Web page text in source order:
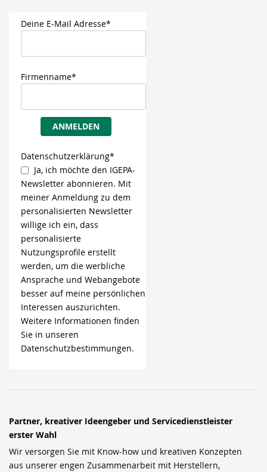
Deine E-Mail Adresse*
Firmenname*
ANMELDEN
Datenschutzerklärung*
Ja, ich möchte den IGEPA-
Newsletter abonnieren. Mit
meiner Anmeldung zu dem
personalisierten Newsletter
willige ich ein, dass
personalisierte
Nutzungsprofile erstellt
werden, um die werbliche
Ansprache und Webangebote
besser auf meine persönlichen
Interessen auszurichten.
Weitere Informationen finden
Sie in unseren
Datenschutzbestimmungen.
Partner, kreativer Ideengeber und Servicedienstleister
erster Wahl
Wir versorgen Sie mit Know-how und kreativen Konzepten
aus unserer engen Zusammenarbeit mit Herstellern,